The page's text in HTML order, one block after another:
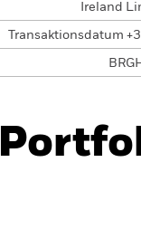
Ireland
Transaktionsdatum